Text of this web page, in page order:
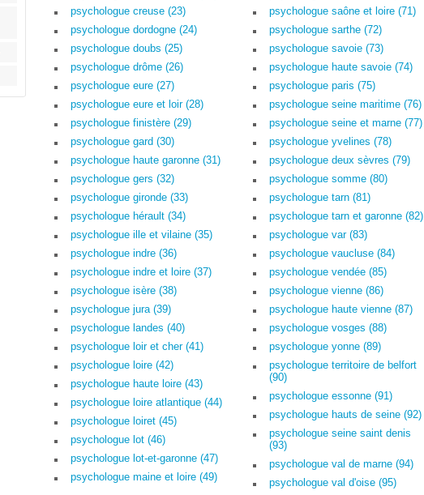
psychologue creuse (23)
psychologue dordogne (24)
psychologue doubs (25)
psychologue drôme (26)
psychologue eure (27)
psychologue eure et loir (28)
psychologue finistère (29)
psychologue gard (30)
psychologue haute garonne (31)
psychologue gers (32)
psychologue gironde (33)
psychologue hérault (34)
psychologue ille et vilaine (35)
psychologue indre (36)
psychologue indre et loire (37)
psychologue isère (38)
psychologue jura (39)
psychologue landes (40)
psychologue loir et cher (41)
psychologue loire (42)
psychologue haute loire (43)
psychologue loire atlantique (44)
psychologue loiret (45)
psychologue lot (46)
psychologue lot-et-garonne (47)
psychologue maine et loire (49)
psychologue saône et loire (71)
psychologue sarthe (72)
psychologue savoie (73)
psychologue haute savoie (74)
psychologue paris (75)
psychologue seine maritime (76)
psychologue seine et marne (77)
psychologue yvelines (78)
psychologue deux sèvres (79)
psychologue somme (80)
psychologue tarn (81)
psychologue tarn et garonne (82)
psychologue var (83)
psychologue vaucluse (84)
psychologue vendée (85)
psychologue vienne (86)
psychologue haute vienne (87)
psychologue vosges (88)
psychologue yonne (89)
psychologue territoire de belfort
(90)
psychologue essonne (91)
psychologue hauts de seine (92)
psychologue seine saint denis
(93)
psychologue val de marne (94)
psychologue val d'oise (95)